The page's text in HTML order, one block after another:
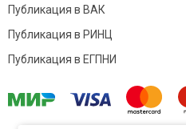
Публикация в ВАК
Публикация в РИНЦ
Публикация в ЕГПНИ